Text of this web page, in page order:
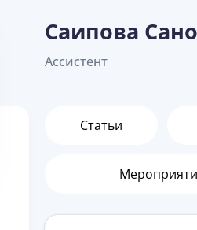
Саипова
Aссистент
Статьи